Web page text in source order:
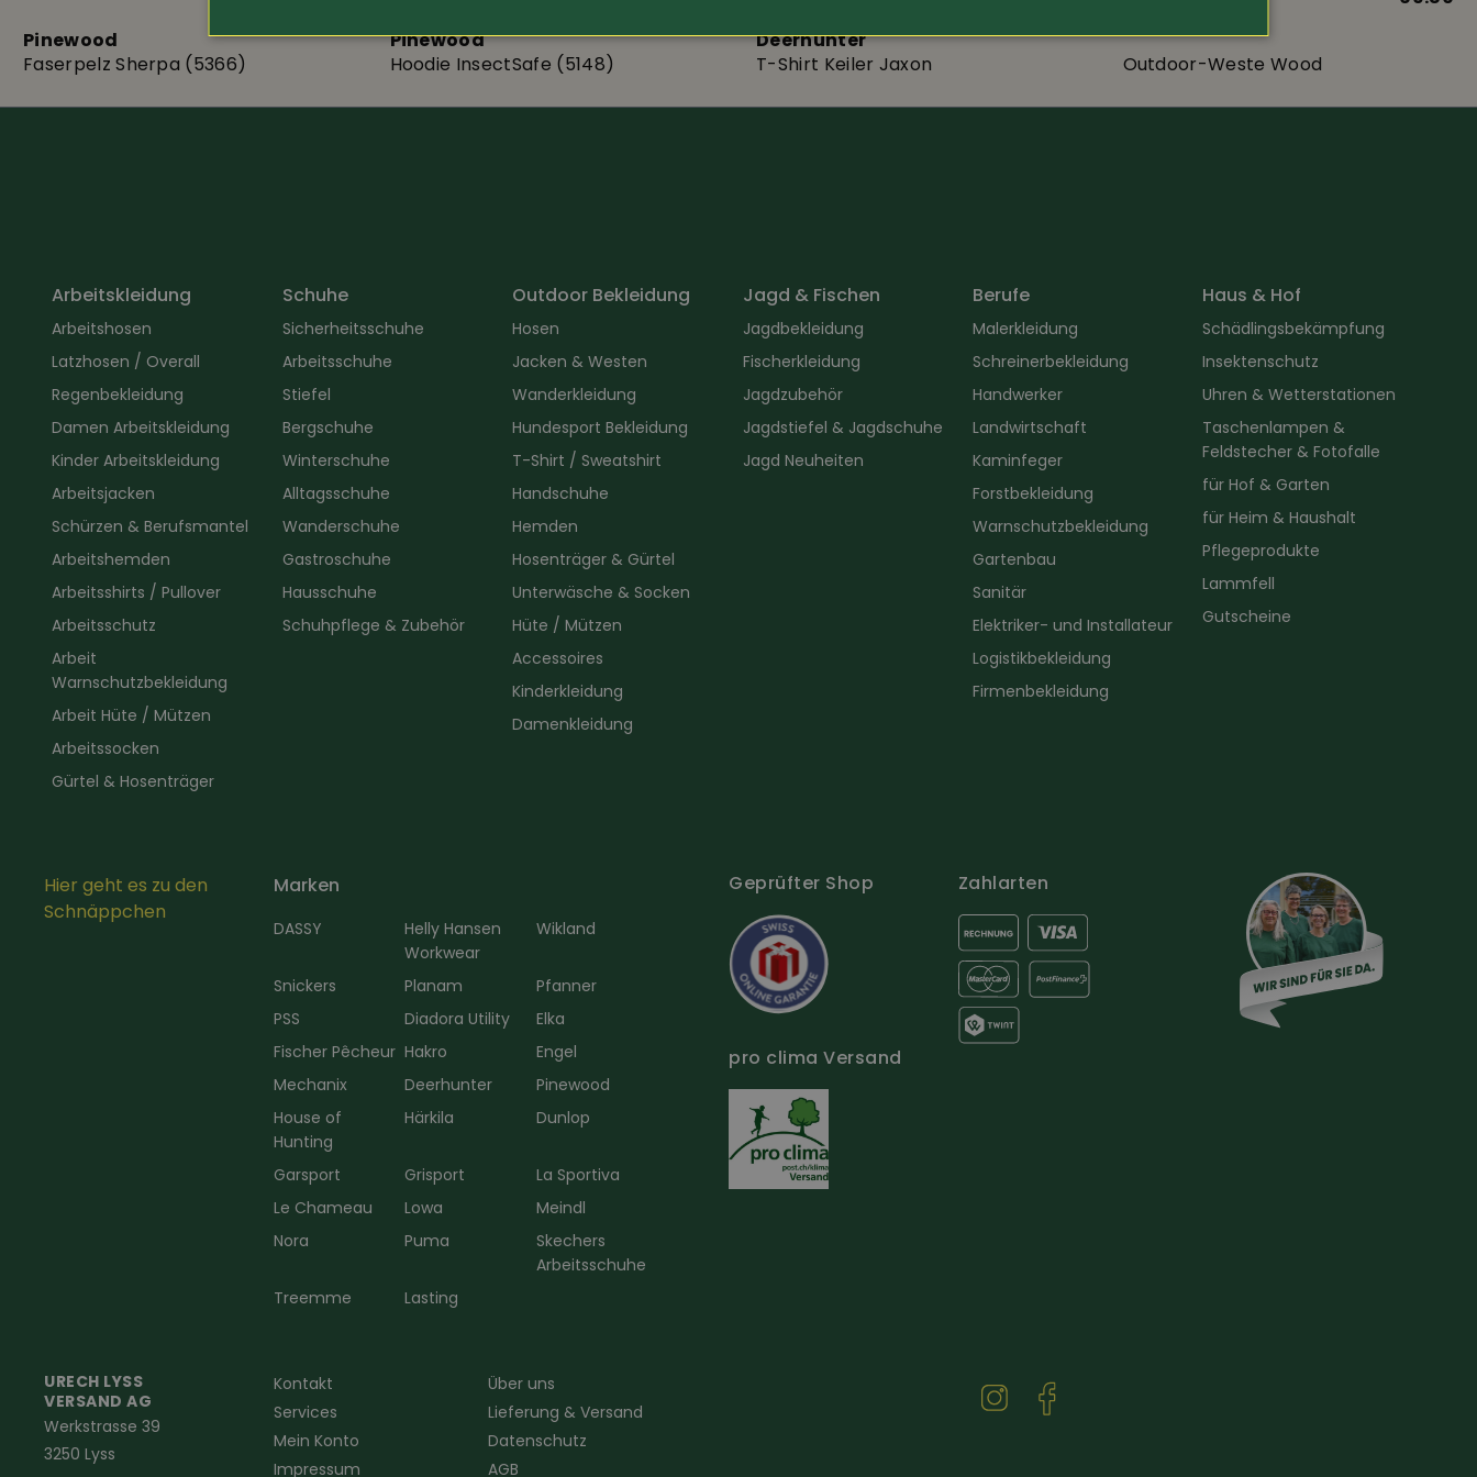
Pinewood
Faserpelz Sherpa (5366)
Pinewood
Hoodie InsectSafe (5148)
Deerhunter
T-Shirt Keiler Jaxon
Outdoor-Weste Wood
Arbeitskleidung
Arbeitshosen
Latzhosen / Overall
Regenbekleidung
Damen Arbeitskleidung
Kinder Arbeitskleidung
Arbeitsjacken
Schürzen & Berufsmantel
Arbeitshemden
Arbeitsshirts / Pullover
Arbeitsschutz
Arbeit
Warnschutzbekleidung
Arbeit Hüte / Mützen
Arbeitssocken
Gürtel & Hosenträger
Schuhe
Sicherheitsschuhe
Arbeitsschuhe
Stiefel
Bergschuhe
Winterschuhe
Alltagsschuhe
Wanderschuhe
Gastroschuhe
Hausschuhe
Schuhpflege & Zubehör
Outdoor Bekleidung
Hosen
Jacken & Westen
Wanderkleidung
Hundesport Bekleidung
T-Shirt / Sweatshirt
Handschuhe
Hemden
Hosenträger & Gürtel
Unterwäsche & Socken
Hüte / Mützen
Accessoires
Kinderkleidung
Damenkleidung
Jagd & Fischen
Jagdbekleidung
Fischerkleidung
Jagdzubehör
Jagdstiefel & Jagdschuhe
Jagd Neuheiten
Berufe
Malerkleidung
Schreinerbekleidung
Handwerker
Landwirtschaft
Kaminfeger
Forstbekleidung
Warnschutzbekleidung
Gartenbau
Sanitär
Elektriker- und Installateur
Logistikbekleidung
Firmenbekleidung
Haus & Hof
Schädlingsbekämpfung
Insektenschutz
Uhren & Wetterstationen
Taschenlampen &
Feldstecher & Fotofalle
für Hof & Garten
für Heim & Haushalt
Pflegeprodukte
Lammfell
Gutscheine
Hier geht es zu den
Schnäppchen
Marken
DASSY
Helly Hansen
Workwear
Wikland
Snickers Planam
Pfanner
PSS
Diadora Utility
Elka
Fischer Pêcheur Hakro
Engel
Mechanix
Deerhunter
Pinewood
House of
Hunting
Härkila Dunlop
Garsport Grisport
La Sportiva
Le Chameau
Lowa
Meindl
Nora
Puma
Skechers
Arbeitsschuhe
Treemme
Lasting
Geprüfter Shop
pro clima Versand
Zahlarten
URECH LYSS
VERSAND AG
Werkstrasse 39
3250 Lyss
Kontakt
Über uns
Services
Lieferung & Versand
Mein Konto
Datenschutz
Impressum
AGB